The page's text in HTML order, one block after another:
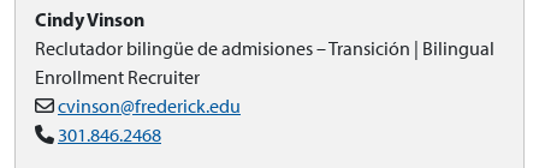
Cindy Vinson
Reclutador bilingüe de admisiones – Transición | Bilingual
Enrollment Recruiter
cvinson@frederick.edu
301.846.2468